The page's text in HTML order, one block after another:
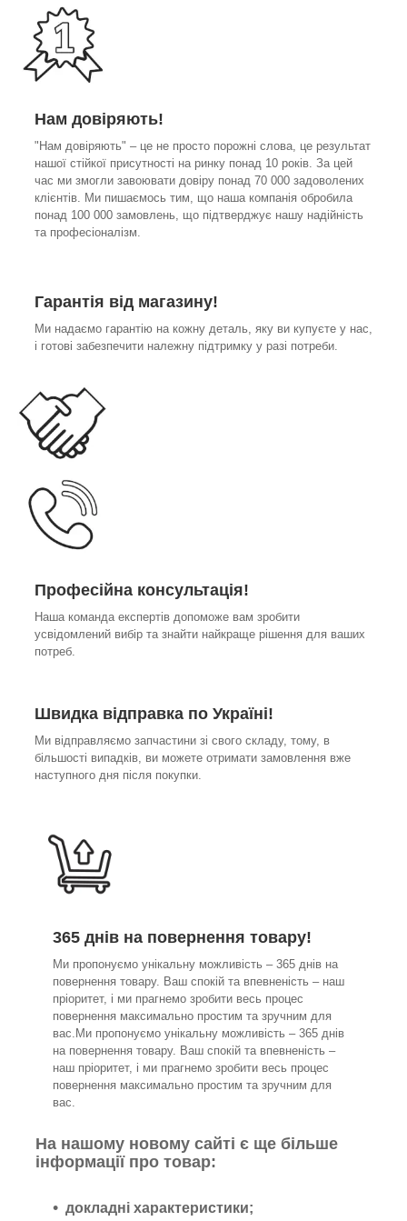
Нам довіряють!
"Нам довіряють" – це не просто порожні слова, це результат
нашої стійкої присутності на ринку понад 10 років. За цей
час ми змогли завоювати довіру понад 70 000 задоволених
клієнтів. Ми пишаємось тим, що наша компанія обробила
понад 100 000 замовлень, що підтверджує нашу надійність
та професіоналізм.
Гарантія від магазину!
Ми надаємо гарантію на кожну деталь, яку ви купуєте у нас,
і готові забезпечити належну підтримку у разі потреби.
Професійна консультація!
Наша команда експертів допоможе вам зробити
усвідомлений вибір та знайти найкраще рішення для ваших
потреб.
Швидка відправка по Україні!
Ми відправляємо запчастини зі свого складу, тому, в
більшості випадків, ви можете отримати замовлення вже
наступного дня після покупки.
365 днів на повернення товару!
Ми пропонуємо унікальну можливість – 365 днів на
повернення товару. Ваш спокій та впевненість – наш
пріоритет, і ми прагнемо зробити весь процес
повернення максимально простим та зручним для
вас.Ми пропонуємо унікальну можливість – 365 днів
на повернення товару. Ваш спокій та впевненість –
наш пріоритет, і ми прагнемо зробити весь процес
повернення максимально простим та зручним для
вас.
На нашому новому сайті є ще більше
інформації про товар:
докладні характеристики;